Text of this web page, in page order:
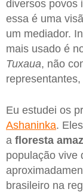
diversos povos
essa é uma
um mediador.
mais usado é
Tuxaua, não
Eu estudei os
Ashaninka.
a floresta
população vive
brasileiro na